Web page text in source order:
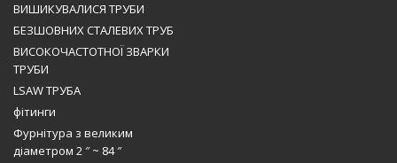
ВИШИКУВАЛИСЯ ТРУБИ
БЕЗШОВНИХ СТАЛЕВИХ ТРУБ
ВИСОКОЧАСТОТНОЇ ЗВАРКИ
ТРУБИ
LSAW ТРУБА
фітинги
Фурнітура з великим
діаметром 2 ″ ~ 84 ″